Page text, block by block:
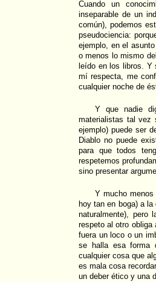
Cuando un
inseparable de un
común), podemos
pseudociencia:
ejemplo, en el
o menos lo mismo
leído en los libros. Y
mí respecta, me
cualquier noche de
Y que nadie
materialistas tal vez
ejemplo) puede ser
Diablo no puede
para que todos
respetemos
sino presentar
Y mucho
hoy tan en boga) a
naturalmente), pero
respeto al otro obliga
fuera un loco o un
se halla esa forma
cualquier cosa que
es mala cosa
un deber ético y una